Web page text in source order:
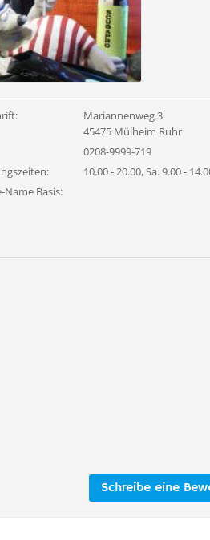
Mariannenweg 3
45475 Mülheim Ruhr
0208-9999-719
10.00 - 20.00, Sa. 9.00 -
Name Basis:
Schreibe eine